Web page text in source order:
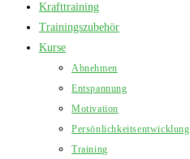
Krafttraining
Trainingszubehör
Kurse
Abnehmen
Entspannung
Motivation
Persönlichkeitsentwicklung
Training